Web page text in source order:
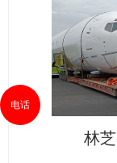
林
电话